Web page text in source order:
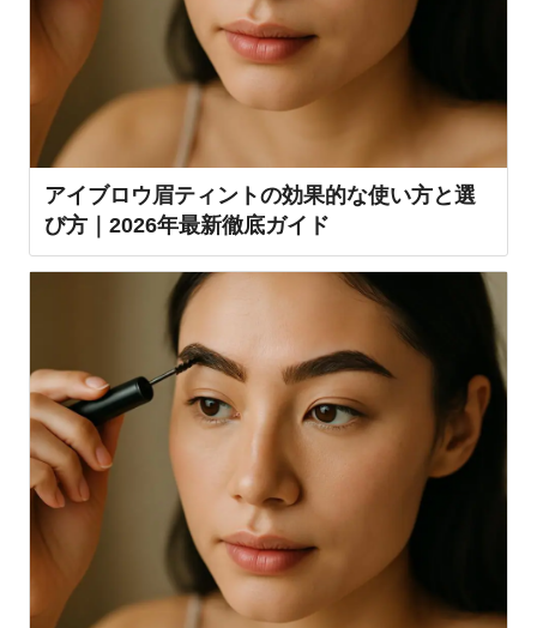
アイブロウ眉ティントの効果的な使い方と選
び方｜2026年最新徹底ガイド